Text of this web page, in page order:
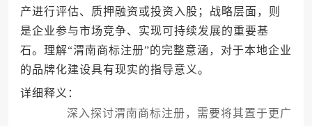
产进行评估、质押融资或投资入股；战略层面，则
是企业参与市场竞争、实现可持续发展的重要基
石。理解“渭南商标注册”的完整意涵，对于本地企业
的品牌化建设具有现实的指导意义。
详细释义：
深入探讨渭南商标注册，需要将其置于更广